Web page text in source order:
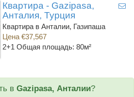
Квартира - Gazipasa,
Анталия, Турция
Квартира в Анталии, Газипаша
Цена €37,567
2+1 Общая площадь: 80м²
в Gazipasa, Анталии?